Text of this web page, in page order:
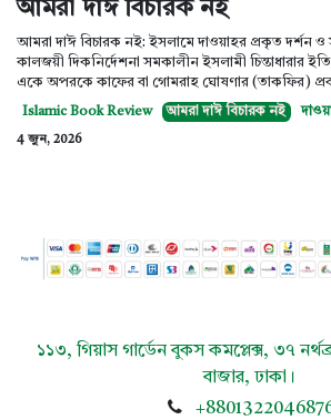
আমরা দাঈ বিচারক নই
আমরা দাঈ বিচারক নই: ইসলামে দাওয়াহর প্রকৃত দর্শন ও
কালজয়ী দিকনির্দেশনা সমকালীন ইসলামী চিন্তাধারার
একে অপরকে কাফের বা গোমরাহ ঘোষণার (তাকফির)
Islamic Book Review আমরা দাঈ বিচারক নই
4 জুন, 2026
১১৩, গিয়াস গার্ডেন বুকস কমপ্লেক্স, ৩৭
বাজার, ​ঢাকা।